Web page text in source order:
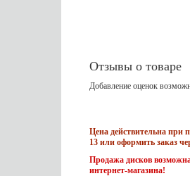
Отзывы о товаре
Добавление оценок
Цена действительна при
13 или оформить заказ
Продажа дисков
интернет-магазина!